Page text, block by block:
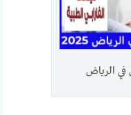
في الرياض